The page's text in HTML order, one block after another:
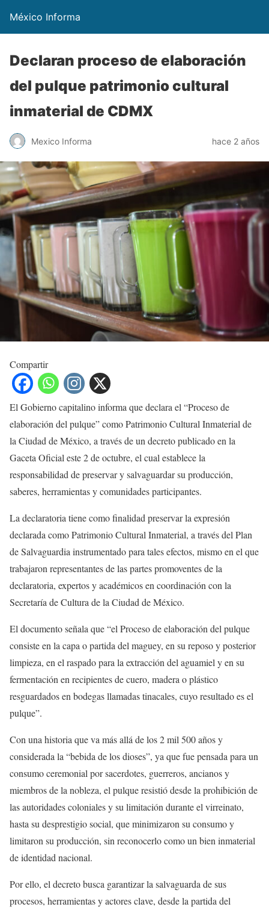
México Informa
Declaran proceso de elaboración
del pulque patrimonio cultural
inmaterial de CDMX
Mexico Informa hace 2 años
Compartir
El Gobierno capitalino informa que declara el “Proceso de
elaboración del pulque” como Patrimonio Cultural Inmaterial de
la Ciudad de México, a través de un decreto publicado en la
Gaceta Oficial este 2 de octubre, el cual establece la
responsabilidad de preservar y salvaguardar su producción,
saberes, herramientas y comunidades participantes.
La declaratoria tiene como finalidad preservar la expresión
declarada como Patrimonio Cultural Inmaterial, a través del Plan
de Salvaguardia instrumentado para tales efectos, mismo en el que
trabajaron representantes de las partes promoventes de la
declaratoria, expertos y académicos en coordinación con la
Secretaría de Cultura de la Ciudad de México.
El documento señala que “el Proceso de elaboración del pulque
consiste en la capa o partida del maguey, en su reposo y posterior
limpieza, en el raspado para la extracción del aguamiel y en su
fermentación en recipientes de cuero, madera o plástico
resguardados en bodegas llamadas tinacales, cuyo resultado es el
pulque”.
Con una historia que va más allá de los 2 mil 500 años y
considerada la “bebida de los dioses”, ya que fue pensada para un
consumo ceremonial por sacerdotes, guerreros, ancianos y
miembros de la nobleza, el pulque resistió desde la prohibición de
las autoridades coloniales y su limitación durante el virreinato,
hasta su desprestigio social, que minimizaron su consumo y
limitaron su producción, sin reconocerlo como un bien inmaterial
de identidad nacional.
Por ello, el decreto busca garantizar la salvaguarda de sus
procesos, herramientas y actores clave, desde la partida del